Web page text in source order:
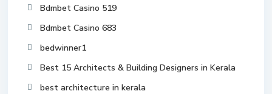
Bdmbet Casino 519
Bdmbet Casino 683
bedwinner1
Best 15 Architects & Building Designers in Kerala
best architecture in kerala